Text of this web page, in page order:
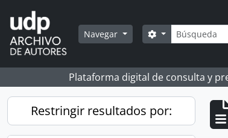
Skip to main content
Navegar Búsqueda
Search options
Plataforma digital de consulta y
Restringir resultados por: